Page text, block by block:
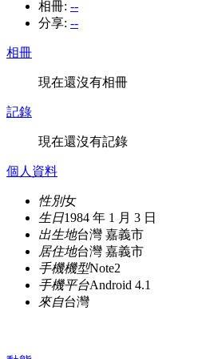
相冊: --
分享: --
相冊
現在還沒有相冊
記錄
現在還沒有記錄
個人資料
性別女
生日1984 年 1 月 3 日
出生地台灣 嘉義市
居住地台灣 嘉義市
手機機型Note2
手機平台Android 4.1
來自台灣